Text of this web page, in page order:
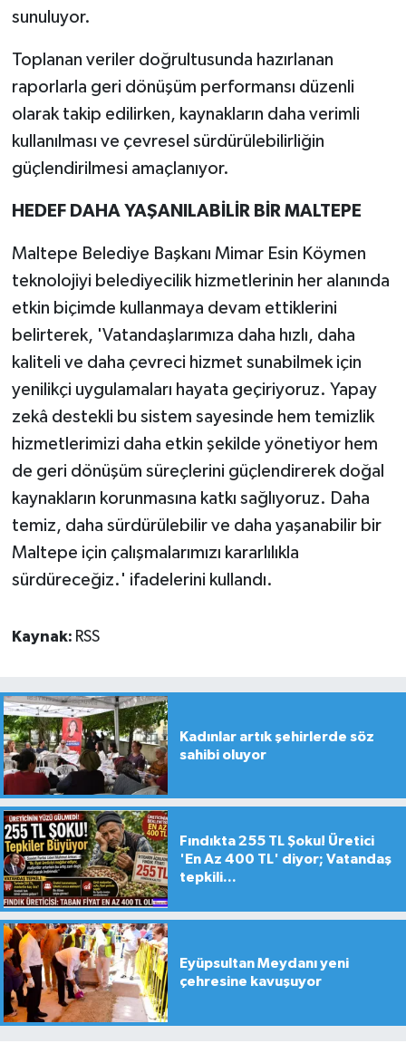
sunuluyor.
Toplanan veriler doğrultusunda hazırlanan
raporlarla geri dönüşüm performansı düzenli
olarak takip edilirken, kaynakların daha verimli
kullanılması ve çevresel sürdürülebilirliğin
güçlendirilmesi amaçlanıyor.
HEDEF DAHA YAŞANILABİLİR BİR MALTEPE
Maltepe Belediye Başkanı Mimar Esin Köymen
teknolojiyi belediyecilik hizmetlerinin her alanında
etkin biçimde kullanmaya devam ettiklerini
belirterek, 'Vatandaşlarımıza daha hızlı, daha
kaliteli ve daha çevreci hizmet sunabilmek için
yenilikçi uygulamaları hayata geçiriyoruz. Yapay
zekâ destekli bu sistem sayesinde hem temizlik
hizmetlerimizi daha etkin şekilde yönetiyor hem
de geri dönüşüm süreçlerini güçlendirerek doğal
kaynakların korunmasına katkı sağlıyoruz. Daha
temiz, daha sürdürülebilir ve daha yaşanabilir bir
Maltepe için çalışmalarımızı kararlılıkla
sürdüreceğiz.' ifadelerini kullandı.
Kaynak: RSS
Kadınlar artık şehirlerde söz
sahibi oluyor
Fındıkta 255 TL Şoku! Üretici
'En Az 400 TL' diyor; Vatandaş
tepkili...
Eyüpsultan Meydanı yeni
çehresine kavuşuyor